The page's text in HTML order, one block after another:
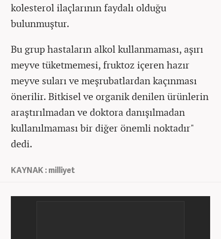
kolesterol ilaçlarının faydalı olduğu
bulunmuştur.
Bu grup hastaların alkol kullanmaması, aşırı
meyve tüketmemesi, fruktoz içeren hazır
meyve suları ve meşrubatlardan kaçınması
önerilir. Bitkisel ve organik denilen ürünlerin
araştırılmadan ve doktora danışılmadan
kullanılmaması bir diğer önemli noktadır"
dedi.
KAYNAK : milliyet